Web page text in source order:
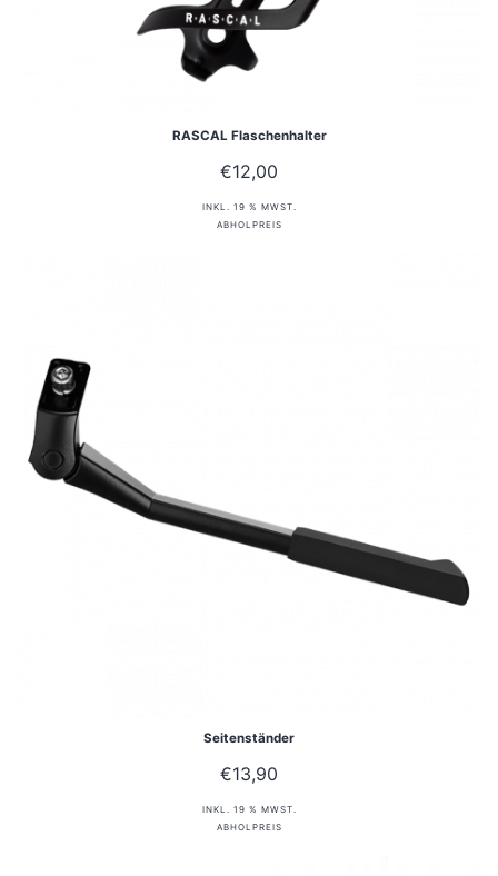
RASCAL Flaschenhalter
€12,00
INKL. 19 % MWST.
ABHOLPREIS
Seitenständer
€13,90
INKL. 19 % MWST.
ABHOLPREIS